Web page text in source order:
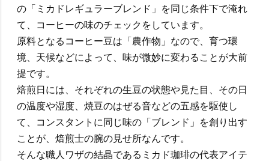
の「ミカドレギュラーブレンド」を同じ条件下で淹れ
て、コーヒーの味のチェックをしています。
原料となるコーヒー豆は「農作物」なので、育つ環
境、天候などによって、味が微妙に変わることが大前
提です。
焙煎日には、それぞれの生豆の状態や見た目、その日
の温度や湿度、焼豆のはぜる音などの五感を駆使し
て、コンスタントに同じ味の「ブレンド」を創り出す
ことが、焙煎士の腕の見せ所なんです。
そんな職人ワザの結晶であるミカド珈琲の代表アイテ